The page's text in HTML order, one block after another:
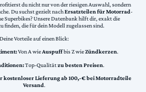
du nicht nur von der riesigen Auswahl, sondern
Du suchst gezielt nachErsatzteilen für Motorrad-
Superbikes? Unsere Datenbank hilft dir, exakt die
finden, die für dein Modell zugelassen sind.
Deine Vorteile auf einen Blick:
Von A wieAuspuffbis Z wieZündkerzen.
Top-Qualitätzu besten Preisen.
kostenloser Lieferung ab 100,-€ bei Motorradteile
Versand.